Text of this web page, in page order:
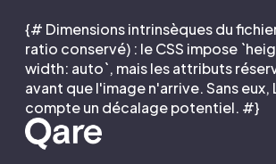
{# Dimensions intrinsèques du
ratio conservé) : le CSS impose
width: auto`, mais les attributs
avant que l'image n'arrive. Sans
compte un décalage potentiel. #}